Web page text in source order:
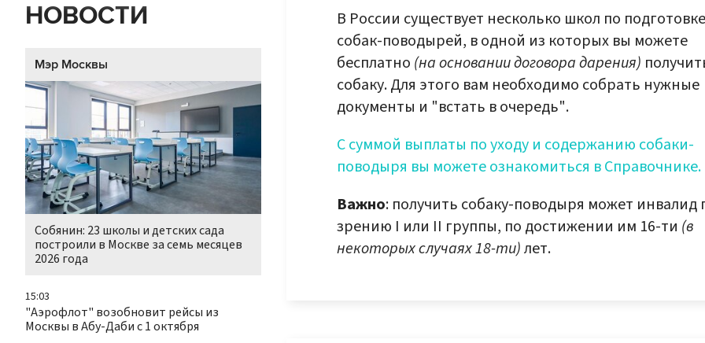
НОВОСТИ
Мэр Москвы
Собянин: 23 школы и детских сада
построили в Москве за семь месяцев
2026 года
15:03
"Аэрофлот" возобновит рейсы из
Москвы в Абу-Даби с 1 октября
В России существует несколько школ по подготовке
собак-поводырей, в одной из которых вы можете
бесплатно (на основании договора дарения)
собаку. Для этого вам необходимо собрать нужные
документы и "встать в очередь".
С суммой выплаты по уходу и содержанию собаки-
поводыря вы можете ознакомиться в Справочнике.
Важно: получить собаку-поводыря может инвалид
зрению I или II группы, по достижении им 16-ти (в
некоторых случаях 18-ти)лет.